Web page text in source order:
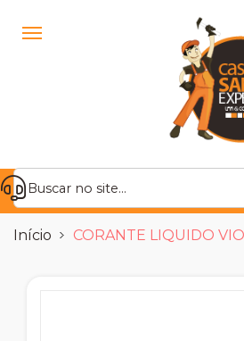
Início CORANTE LIQUIDO